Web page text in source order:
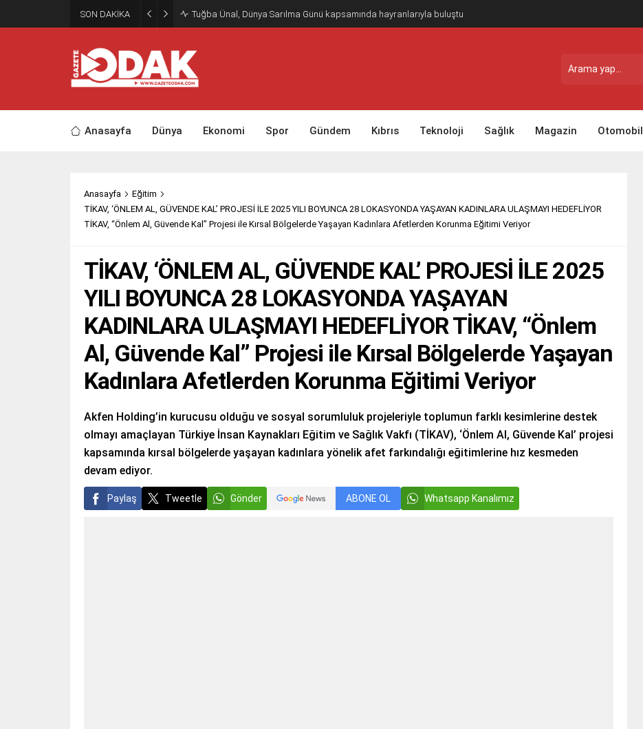
SON DAKİKA Tuğba Ünal, Dünya Sarılma Günü kapsamında hayranlarıyla buluştu
Anasayfa Dünya Ekonomi Spor Gündem Kıbrıs Teknoloji Sağlık Magazin Otomobil
Anasayfa
Eğitim
TİKAV, ‘ÖNLEM AL, GÜVENDE KAL’ PROJESİ İLE 2025 YILI BOYUNCA 28 LOKASYONDA YAŞAYAN KADINLARA ULAŞMAYI HEDEFLİYOR
TİKAV, “Önlem Al, Güvende Kal” Projesi ile Kırsal Bölgelerde Yaşayan Kadınlara Afetlerden Korunma Eğitimi Veriyor
TİKAV, ‘ÖNLEM AL, GÜVENDE KAL’ PROJESİ İLE 2025
YILI BOYUNCA 28 LOKASYONDA YAŞAYAN
KADINLARA ULAŞMAYI HEDEFLİYOR TİKAV, “Önlem
Al, Güvende Kal” Projesi ile Kırsal Bölgelerde Yaşayan
Kadınlara Afetlerden Korunma Eğitimi Veriyor
Akfen Holding’in kurucusu olduğu ve sosyal sorumluluk projeleriyle toplumun farklı kesimlerine destek
olmayı amaçlayan Türkiye İnsan Kaynakları Eğitim ve Sağlık Vakfı (TİKAV), ‘Önlem Al, Güvende Kal’ projesi
kapsamında kırsal bölgelerde yaşayan kadınlara yönelik afet farkındalığı eğitimlerine hız kesmeden
devam ediyor.
Paylaş Tweetle Gönder ABONE OL Whatsapp Kanalımız